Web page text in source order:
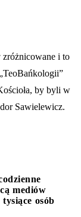
zróżnicowane i to
by byli w
Sawielewicz.
mediów
osób